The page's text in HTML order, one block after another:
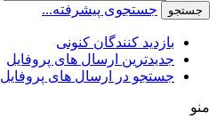
جستجو جستجوی پیشرفته...
بازدید کنندگان کنونی
جدیدترین ارسال های پروفایل
جستجو در ارسال های پروفایل
منو